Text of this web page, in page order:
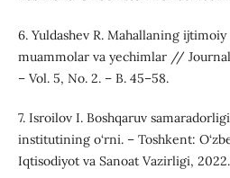
6. Yuldashev R. Mahallaning
muammolar va yechimlar // Journal
– Vol. 5, No. 2. – B. 45–58.
7. Isroilov I. Boshqaruv
institutining o‘rni. – Toshkent:
Iqtisodiyot va Sanoat Vazirligi, 2022.